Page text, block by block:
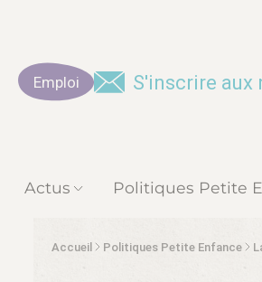
Emploi S'inscrire aux
Actus Politiques Petite
Accueil Politiques Petite Enfance